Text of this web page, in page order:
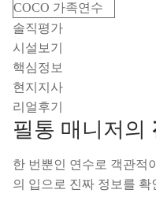
COCO 가족연수
솔직평가
시설보기
핵심정보
현지지사
리얼후기
필통 매니저의
한 번뿐인 연수로 객관적
의 입으로 진짜 정보를 확